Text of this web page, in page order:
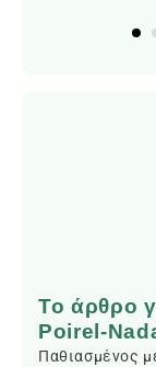
Το άρθρο
Poirel-
Παθιασμένος